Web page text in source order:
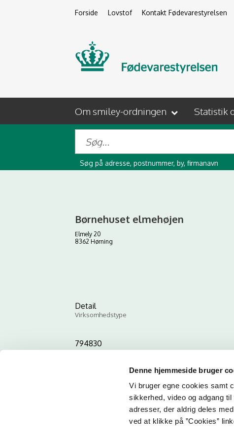
Denne hjemmeside bruger
Vi bruger egne cookies samt
sikkerhed, video og adgang
adresser, der aldrig deles
ved at klikke på ”Cookies”
Forside Lovstof Kontakt Fødevarestyrelsen
Om smiley-ordningen Statistik
Søg på adresse, postnummer, by, firmanavn
Børnehuset elmehøjen
Elmely 20
8362 Hørning
Detail
Virksomhedstype
794830
ID-nummer